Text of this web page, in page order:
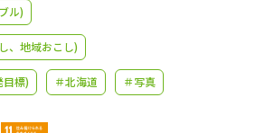
大学進学IDについて
受付内容・発送状況の確認
ル)
、地域おこし)
目標) ＃北海道 ＃写真